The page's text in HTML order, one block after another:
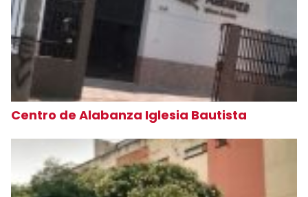
Centro de Alabanza Iglesia Bautista